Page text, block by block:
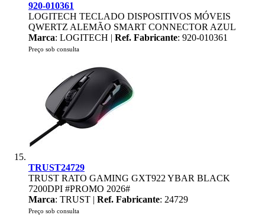
920-010361
LOGITECH TECLADO DISPOSITIVOS MÓVEIS
QWERTZ ALEMÃO SMART CONNECTOR AZUL
Marca: LOGITECH | Ref. Fabricante: 920-010361
Preço sob consulta
TRUST24729
TRUST RATO GAMING GXT922 YBAR BLACK
7200DPI #PROMO 2026#
Marca: TRUST | Ref. Fabricante: 24729
Preço sob consulta